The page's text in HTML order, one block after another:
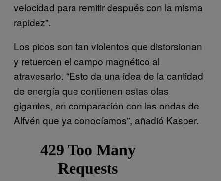
velocidad para remitir después con la misma
rapidez”.
Los picos son tan violentos que distorsionan
y retuercen el campo magnético al
atravesarlo. “Esto da una idea de la cantidad
de energía que contienen estas olas
gigantes, en comparación con las ondas de
Alfvén que ya conocíamos”, añadió Kasper.